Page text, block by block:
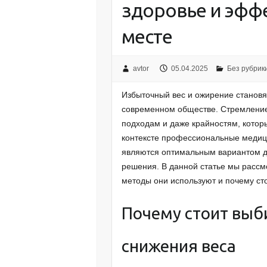
здоровье и
месте
avtor 05.04.2025 Без
Избыточный вес и ожирение
современном обществе.
подходам и даже крайностям,
контексте профессиональные
являются оптимальным вариантом
решения. В данной статье мы
методы они используют и почему
Почему стоит
снижения веса